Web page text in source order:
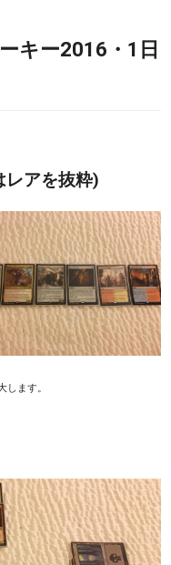
キー2016・1日
レアを抜粋)
します。